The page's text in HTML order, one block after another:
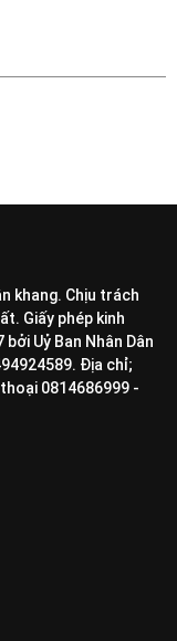
theo bảng phân
tiếng với độ bền
gỗ cũng có màu
nén tốt và vân
bỉ
vênh do ảnh
khang. Chịu trách
Giấy phép kinh
Uỷ Ban Nhân Dân
Địa chỉ;
0814686999 -